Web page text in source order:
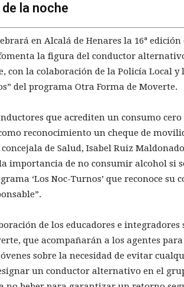
la noche
en Alcalá de Henares la 16ª
la figura del conductor
con la colaboración de la Policía Local y
del programa Otra Forma de Moverte.
que acrediten un consumo cero
reconocimiento un cheque de
de Salud, Isabel Ruiz
importancia de no consumir alcohol si
‘Los Noc-Turnos’ que reconoce su
de los educadores e integradores
que acompañarán a los agentes
sobre la necesidad de evitar
un conductor alternativo en el